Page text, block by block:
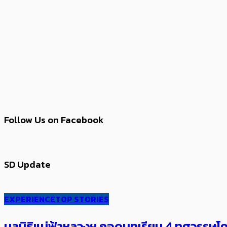
Follow Us on Facebook
SD Update
EXPERIENCETOP STORIES